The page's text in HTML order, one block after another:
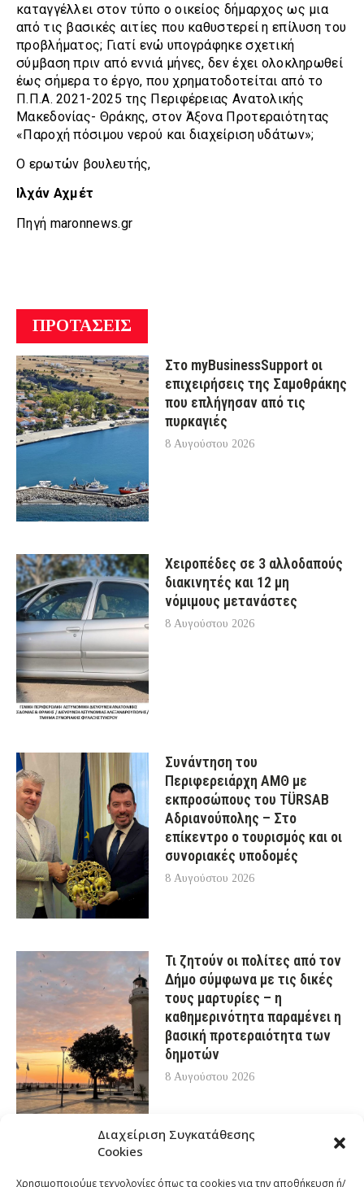
Διαχείριση Συγκατάθεσης
Cookies
Χρησιμοποιούμε τεχνολογίες όπως τα cookies για την αποθήκευση ή/
καταγγέλλει στον τύπο ο οικείος δήμαρχος ως μια
από τις βασικές αιτίες που καθυστερεί η επίλυση του
προβλήματος; Γιατί ενώ υπογράφηκε σχετική
σύμβαση πριν από εννιά μήνες, δεν έχει ολοκληρωθεί
έως σήμερα το έργο, που χρηματοδοτείται από το
Π.Π.Α. 2021-2025 της Περιφέρειας Ανατολικής
Μακεδονίας- Θράκης, στον Άξονα Προτεραιότητας
«Παροχή πόσιμου νερού και διαχείριση υδάτων»;
Ο ερωτών βουλευτής,
Ιλχάν Αχμέτ
Πηγή maronnews.gr
ΠΡΟΤΑΣΕΙΣ
Στο myBusinessSupport οι
επιχειρήσεις της Σαμοθράκης
που επλήγησαν από τις
πυρκαγιές
8 Αυγούστου 2026
Χειροπέδες σε 3 αλλοδαπούς
διακινητές και 12 μη
νόμιμους μετανάστες
8 Αυγούστου 2026
Συνάντηση του
Περιφερειάρχη ΑΜΘ με
εκπροσώπους του TÜRSAB
Αδριανούπολης – Στο
επίκεντρο ο τουρισμός και οι
συνοριακές υποδομές
8 Αυγούστου 2026
Τι ζητούν οι πολίτες από τον
Δήμο σύμφωνα με τις δικές
τους μαρτυρίες – η
καθημερινότητα παραμένει η
βασική προτεραιότητα των
δημοτών
8 Αυγούστου 2026